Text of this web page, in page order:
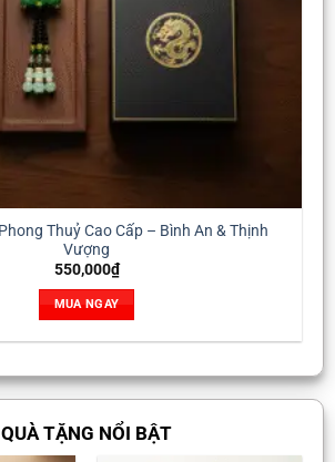
Thuỷ Cao Cấp – Bình An & Thịnh
Vượng
550,000₫
MUA NGAY
QUÀ TẶNG NỔI BẬT